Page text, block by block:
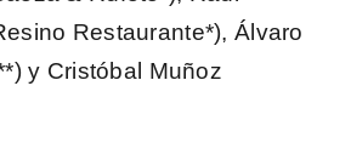
Restaurante*), Álvaro
y Cristóbal Muñoz